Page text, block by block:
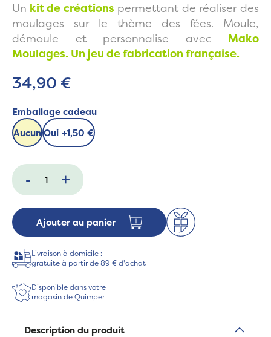
Un kit de créations permettant de réaliser des
moulages sur le thème des fées. Moule,
démoule et personnalise avec Mako
Moulages. Un jeu de fabrication française.
34,90 €
Emballage cadeau
AucunOui +1,50 €
- +
Ajouter au panier
Livraison à domicile :
gratuite à partir de 89 € d'achat
Disponible dans votre
magasin de Quimper
Description du produit